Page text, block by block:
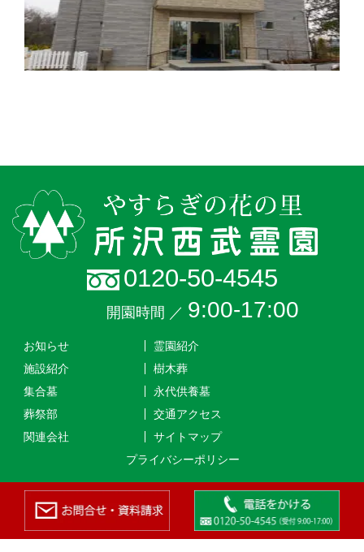
0120-50-4545
開園時間 ／ 9:00-17:00
お知らせ
霊園紹介
施設紹介
樹木葬
集合墓
永代供養墓
葬祭部
交通アクセス
関連会社
サイトマップ
プライバシーポリシー
経営主体者：宗教法人海蔵寺
墓地経営許可書：所生環第４０１号